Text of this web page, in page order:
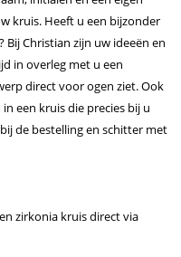
kruis. Heeft u een bijzonder
Christian zijn uw ideeën en
in overleg met u een
direct voor ogen ziet. Ook
in een kruisdie precies bij u
de bestelling en schitter met
zirkonia kruis direct via